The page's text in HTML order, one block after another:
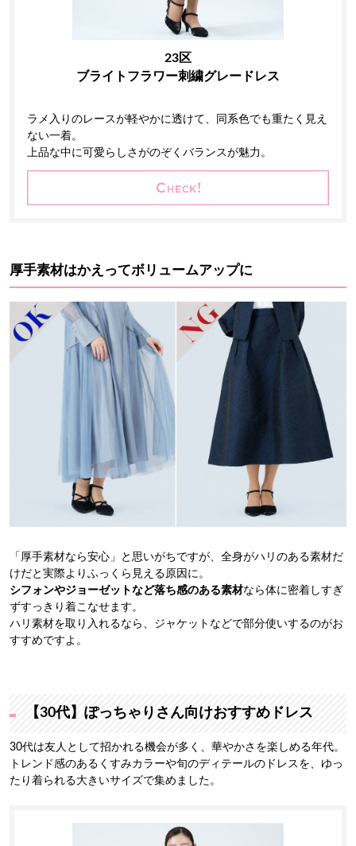
23区
ブライトフラワー刺繍グレードレス
ラメ入りのレースが軽やかに透けて、同系色でも重たく見え
ない一着。
上品な中に可愛らしさがのぞくバランスが魅力。
厚手素材はかえってボリュームアップに
「厚手素材なら安心」と思いがちですが、全身がハリのある素材だ
けだと実際よりふっくら見える原因に。
シフォンやジョーゼットなど落ち感のある素材なら体に密着しすぎ
ずすっきり着こなせます。
ハリ素材を取り入れるなら、ジャケットなどで部分使いするのがお
すすめですよ。
【30代】ぽっちゃりさん向けおすすめドレス
30代は友人として招かれる機会が多く、華やかさを楽しめる年代。
トレンド感のあるくすみカラーや旬のディテールのドレスを、ゆっ
たり着られる大きいサイズで集めました。